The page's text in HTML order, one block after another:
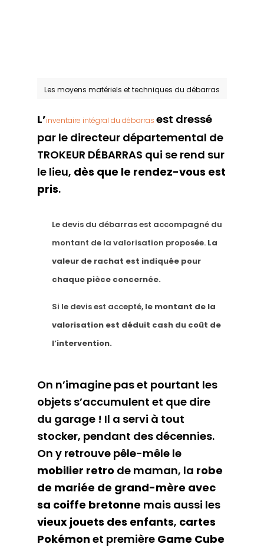
Les moyens matériels et techniques du débarras
L’inventaire intégral du débarras est dressé
par le directeur départemental de
TROKEUR DÉBARRAS qui se rend sur
le lieu, dès que le rendez-vous est
pris.
Le devis du débarras est accompagné du
montant de la valorisation proposée. La
valeur de rachat est indiquée pour
chaque pièce concernée.
Si le devis est accepté, le montant de la
valorisation est déduit cash du coût de
l’intervention.
On n’imagine pas et pourtant les
objets s’accumulent et que dire
du garage ! Il a servi à tout
stocker, pendant des décennies.
On y retrouve pêle-mêle le
mobilier retro de maman, la robe
de mariée de grand-mère avec
sa coiffe bretonne mais aussi les
vieux jouets des enfants, cartes
Pokémon et première Game Cube